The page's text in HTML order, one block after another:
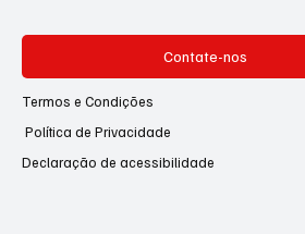
Contate-nos
Termos e Condições
Política de Privacidade
Declaração de acessibilidade